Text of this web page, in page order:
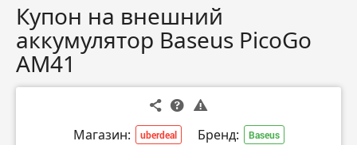
Купон на внешний
аккумулятор Baseus PicoGo
AM41
Магазин: uberdeal Бренд: Baseus